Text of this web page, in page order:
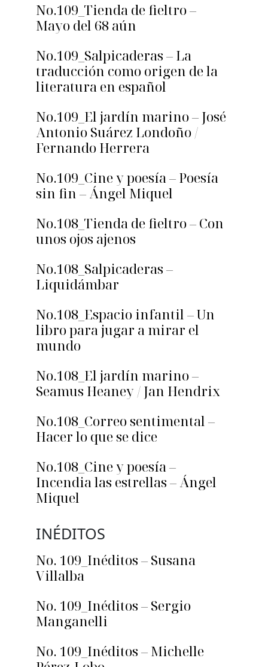
No.109_Tienda de fieltro –
Mayo del 68 aún
No.109_Salpicaderas – La
traducción como origen de la
literatura en español
No.109_El jardín marino – José
Antonio Suárez Londoño /
Fernando Herrera
No.109_Cine y poesía – Poesía
sin fin – Ángel Miquel
No.108_Tienda de fieltro – Con
unos ojos ajenos
No.108_Salpicaderas –
Liquidámbar
No.108_Espacio infantil – Un
libro para jugar a mirar el
mundo
No.108_El jardín marino –
Seamus Heaney / Jan Hendrix
No.108_Correo sentimental –
Hacer lo que se dice
No.108_Cine y poesía –
Incendia las estrellas – Ángel
Miquel
INÉDITOS
No. 109_Inéditos – Susana
Villalba
No. 109_Inéditos – Sergio
Manganelli
No. 109_Inéditos – Michelle